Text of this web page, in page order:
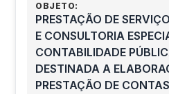
OBJETO:
PRESTAÇÃO DE
E CONSULTORIA
CONTABILIDADE
DESTINADA A
PRESTAÇÃO DE